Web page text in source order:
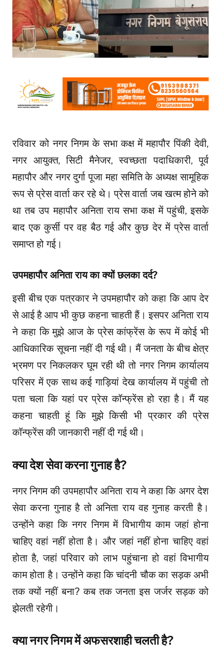
रविवार को नगर निगम के सभा कक्ष में महापौर पिंकी देवी,
नगर आयुक्त, सिटी मैनेजर, स्वच्छता पदाधिकारी, पूर्व
महापौर और नगर दुर्गा पूजा महा समिति के अध्यक्ष सामूहिक
रूप से प्रेस वार्ता कर रहे थे। प्रेस वार्ता जब खत्म होने को
था तब उप महापौर अनिता राय सभा कक्ष में पहुंची, इसके
बाद एक कुर्सी पर वह बैठ गई और कुछ देर में प्रेस वार्ता
समाप्त हो गई।
उपमहापौर अनिता राय का क्यों छलका दर्द?
इसी बीच एक पत्रकार ने उपमहापौर को कहा कि आप देर
से आई है आप भी कुछ कहना चाहती हैं। इसपर अनिता राय
ने कहा कि मुझे आज के प्रेस कांफ्रेंस के रूप में कोई भी
आधिकारिक सूचना नहीं दी गई थी। मैं जनता के बीच क्षेत्र
भ्रमण पर निकलकर घूम रही थी तो नगर निगम कार्यालय
परिसर में एक साथ कई गाड़ियां देख कार्यालय में पहुंची तो
पता चला कि यहां पर प्रेस कॉन्फ्रेंस हो रहा है। मैं यह
कहना चाहती हूं कि मुझे किसी भी प्रकार की प्रेस
कॉन्फ्रेंस की जानकारी नहीं दी गई थी।
क्या देश सेवा करना गुनाह है?
नगर निगम की उपमहापौर अनिता राय ने कहा कि अगर देश
सेवा करना गुनाह है तो अनिता राय वह गुनाह करती है।
उन्होंने कहा कि नगर निगम में विभागीय काम जहां होना
चाहिए वहां नहीं होता है। और जहां नहीं होना चाहिए वहां
होता है, जहां परिवार को लाभ पहुंचाना हो वहां विभागीय
काम होता है। उन्होंने कहा कि चांदनी चौक का सड़क अभी
तक क्यों नहीं बना? कब तक जनता इस जर्जर सड़क को
झेलती रहेगी।
क्या नगर निगम में अफसरशाही चलती है?